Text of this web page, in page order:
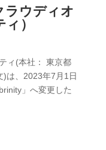
ラウディオ
）
ィ (本社： 東京都
)は、 2023年7 月 1 日
brinity」へ変更した